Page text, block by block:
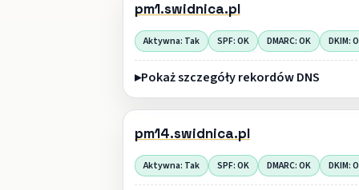
pm1.swidnica.pl
Aktywna: Tak SPF: OK DMARC: OK DKIM:
Pokaż szczegóły rekordów DNS
pm14.swidnica.pl
Aktywna: Tak SPF: OK DMARC: OK DKIM: